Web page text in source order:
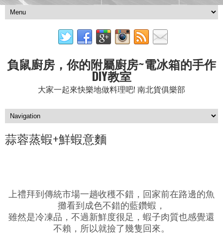
負鼠廚房，你的附屬廚房~電冰箱的手作
DIY教室
大家一起來快樂地做料理吧! 南北貨俱樂部
蒜蓉蒸蝦+鮮蝦意麵
上禮拜到傳統市場一趟收穫不錯，回家前在路邊的魚
攤看到成色不錯的藍鑽蝦，
雖然是冷凍品，不過新鮮度很足，蝦子肉質也感覺還
不賴，所以就撿了幾隻回來。